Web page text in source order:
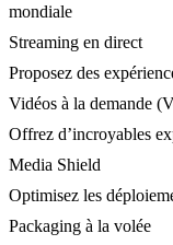
mondiale
Streaming en direct
Proposez des
Vidéos à la demande
Offrez d’incroyables
Media Shield
Optimisez les
Packaging à la volée